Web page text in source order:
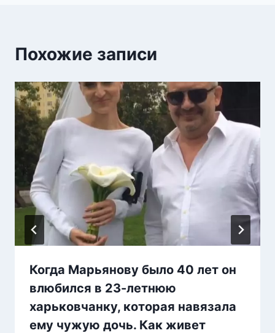
Похожие записи
Когда Марьянову было 40 лет он
влюбился в 23-летнюю
харьковчанку, которая навязала
ему чужую дочь. Как живет